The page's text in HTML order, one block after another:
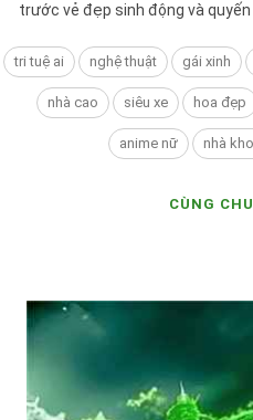
trước vẻ đẹp sinh động và quyến
tri tuệ ai nghệ thuật gái xinh
nhà cao siêu xe hoa đẹp
anime nữ nhà
CÙNG